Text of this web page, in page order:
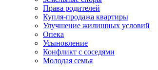
Права родителей
Купля-продажа квартиры
Улучшение жилищных условий
Опека
Усыновление
Конфликт с соседями
Молодая семья